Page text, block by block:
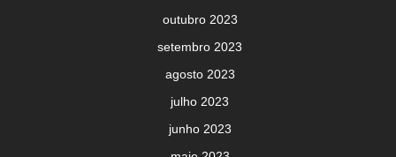
outubro 2023
setembro 2023
agosto 2023
julho 2023
junho 2023